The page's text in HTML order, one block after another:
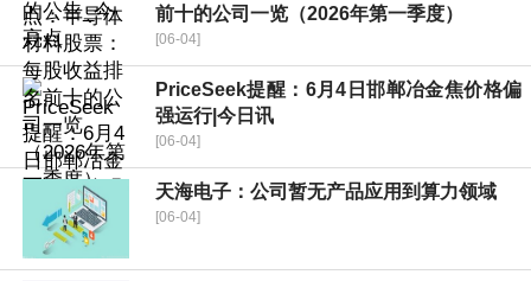
前十的公司一览（2026年第一季度）
[06-04]
PriceSeek提醒：6月4日邯郸冶金焦价格偏
强运行|今日讯
[06-04]
天海电子：公司暂无产品应用到算力领域
[06-04]